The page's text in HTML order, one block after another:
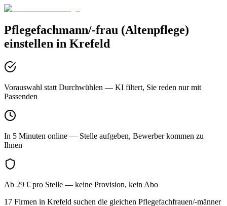
Pflegefachmann/-frau (Altenpflege)
einstellen in Krefeld
Vorauswahl statt Durchwühlen — KI filtert, Sie reden nur mit
Passenden
In 5 Minuten online — Stelle aufgeben, Bewerber kommen zu
Ihnen
Ab 29 € pro Stelle — keine Provision, kein Abo
17 Firmen in Krefeld suchen die gleichen Pflegefachfrauen/-männer